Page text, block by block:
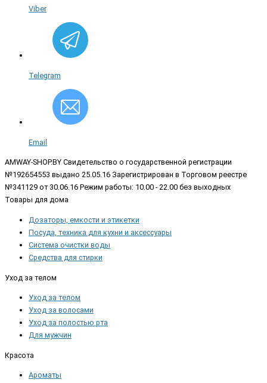
Viber
Telegram
Email
AMWAY-SHOP.BY Свидетельство о государственной регистрации
№192654553 выдано 25.05.16 Зарегистрирован в Торговом реестре
№341129 от 30.06.16 Режим работы: 10.00 - 22.00 без выходных
Товары для дома
Дозаторы, емкости и этикетки
Посуда, техника для кухни и аксессуары
Система очистки воды
Средства для стирки
Уход за телом
Уход за телом
Уход за волосами
Уход за полостью рта
Для мужчин
Красота
Ароматы